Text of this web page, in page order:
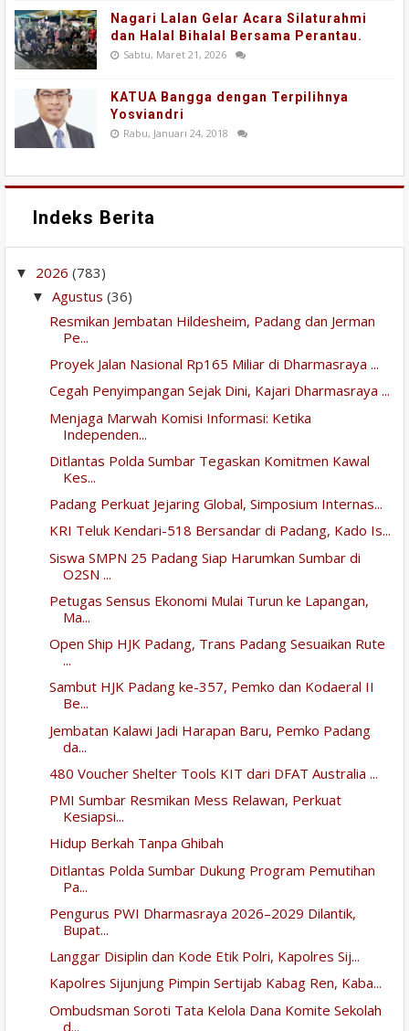
Nagari Lalan Gelar Acara Silaturahmi
dan Halal Bihalal Bersama Perantau.
Sabtu, Maret 21, 2026
KATUA Bangga dengan Terpilihnya
Yosviandri
Rabu, Januari 24, 2018
Indeks Berita
▼ 2026 (783)
▼ Agustus (36)
Resmikan Jembatan Hildesheim, Padang dan Jerman
Pe...
Proyek Jalan Nasional Rp165 Miliar di Dharmasraya ...
Cegah Penyimpangan Sejak Dini, Kajari Dharmasraya ...
Menjaga Marwah Komisi Informasi: Ketika
Independen...
Ditlantas Polda Sumbar Tegaskan Komitmen Kawal
Kes...
Padang Perkuat Jejaring Global, Simposium Internas...
KRI Teluk Kendari-518 Bersandar di Padang, Kado Is...
Siswa SMPN 25 Padang Siap Harumkan Sumbar di
O2SN ...
Petugas Sensus Ekonomi Mulai Turun ke Lapangan,
Ma...
Open Ship HJK Padang, Trans Padang Sesuaikan Rute
...
Sambut HJK Padang ke-357, Pemko dan Kodaeral II
Be...
Jembatan Kalawi Jadi Harapan Baru, Pemko Padang
da...
480 Voucher Shelter Tools KIT dari DFAT Australia ...
PMI Sumbar Resmikan Mess Relawan, Perkuat
Kesiapsi...
Hidup Berkah Tanpa Ghibah
Ditlantas Polda Sumbar Dukung Program Pemutihan
Pa...
Pengurus PWI Dharmasraya 2026–2029 Dilantik,
Bupat...
Langgar Disiplin dan Kode Etik Polri, Kapolres Sij...
Kapolres Sijunjung Pimpin Sertijab Kabag Ren, Kaba...
Ombudsman Soroti Tata Kelola Dana Komite Sekolah
d...